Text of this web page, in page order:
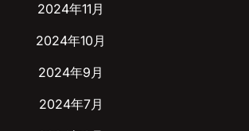
2024年11月
2024年10月
2024年9月
2024年7月